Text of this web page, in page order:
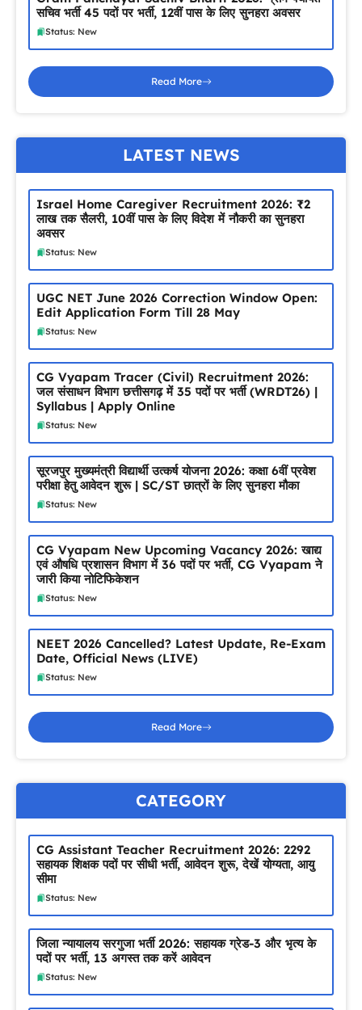
सचिव भर्ती 45 पदों पर भर्ती, 12वीं पास के लिए सुनहरा अवसर
Status: New
Read More
LATEST NEWS
Israel Home Caregiver Recruitment 2026: ₹2
लाख तक सैलरी, 10वीं पास के लिए विदेश में नौकरी का सुनहरा
अवसर
Status: New
UGC NET June 2026 Correction Window Open:
Edit Application Form Till 28 May
Status: New
CG Vyapam Tracer (Civil) Recruitment 2026:
जल संसाधन विभाग छत्तीसगढ़ में 35 पदों पर भर्ती (WRDT26) |
Syllabus | Apply Online
Status: New
सूरजपुर मुख्यमंत्री विद्यार्थी उत्कर्ष योजना 2026: कक्षा 6वीं प्रवेश
परीक्षा हेतु आवेदन शुरू | SC/ST छात्रों के लिए सुनहरा मौका
Status: New
CG Vyapam New Upcoming Vacancy 2026: खाद्य
एवं औषधि प्रशासन विभाग में 36 पदों पर भर्ती, CG Vyapam ने
जारी किया नोटिफिकेशन
Status: New
NEET 2026 Cancelled? Latest Update, Re-Exam
Date, Official News (LIVE)
Status: New
Read More
CATEGORY
CG Assistant Teacher Recruitment 2026: 2292
सहायक शिक्षक पदों पर सीधी भर्ती, आवेदन शुरू, देखें योग्यता, आयु
सीमा
Status: New
जिला न्यायालय सरगुजा भर्ती 2026: सहायक ग्रेड-3 और भृत्य के
पदों पर भर्ती, 13 अगस्त तक करें आवेदन
Status: New